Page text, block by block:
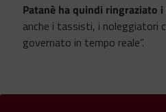
Patanè ha quindi ringraziato
anche i tassisti, i noleggiatori
governato in tempo reale”.